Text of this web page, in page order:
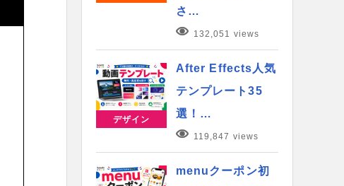
さ…
132,051 views
デザイン
After Effects人気
テンプレート35
選！…
119,847 views
menuクーポン初